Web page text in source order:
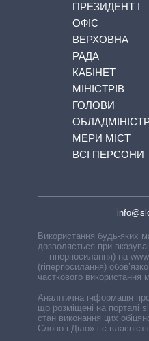
ПРЕЗИДЕНТ І
ОФІС
ВЕРХОВНА
РАДА
КАБІНЕТ
МІНІСТРІВ
ГОЛОВИ
МЕРИ МІСТ
ВСІ ПЕРСОНИ
Використання будь-яких
дозволяється при
— гіперпосилання) на
(гіперпосилання)
часткового використання
Аналітична інформація про
що розміщені на порталі
стан виконання цих
Слово і Діло» і є